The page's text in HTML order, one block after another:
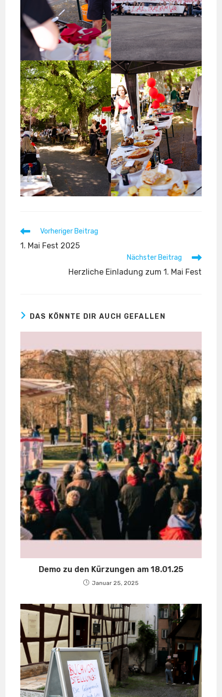
Weitere
Artikel
ansehen
Vorheriger Beitrag
1. Mai Fest 2025
Nächster Beitrag
Herzliche Einladung zum 1. Mai Fest
DAS KÖNNTE DIR AUCH GEFALLEN
Demo zu den Kürzungen am 18.01.25
Januar 25, 2025